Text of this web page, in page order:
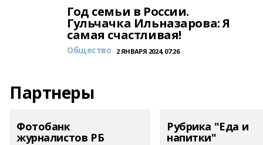
Год семьи в России.
Гульчачка Ильназарова: Я
самая счастливая!
Общество 2 ЯНВАРЯ 2024, 07:26
Партнеры
Фотобанк
журналистов РБ
Рубрика "Еда и
напитки"